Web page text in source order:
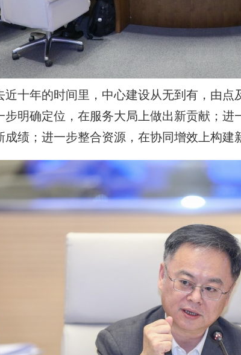
近十年的时间里，中心建设从无到有，由
明确定位，在服务大局上做出新贡献；
绩；进一步整合资源，在协同增效上构建